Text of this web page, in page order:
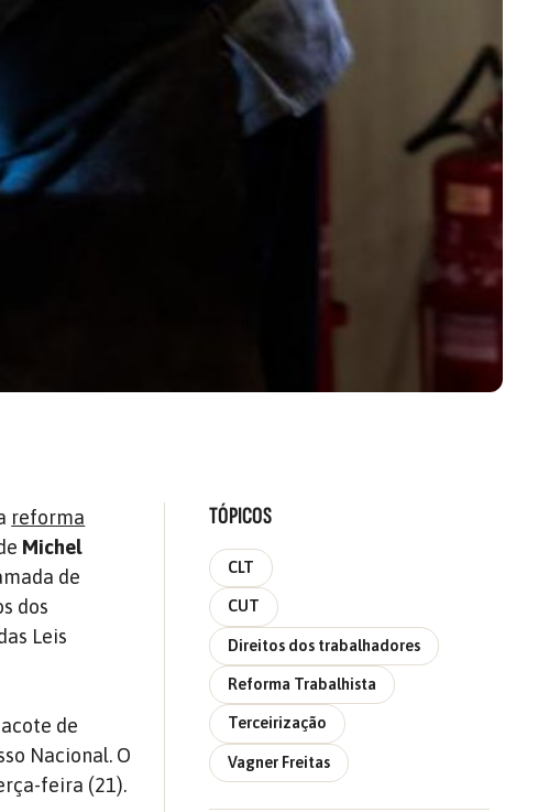
reforma
Michel
de
dos
Leis
de
Nacional. O
feira (21).
TÓPICOS
CLT
CUT
Direitos dos trabalhadores
Reforma Trabalhista
Terceirização
Vagner Freitas